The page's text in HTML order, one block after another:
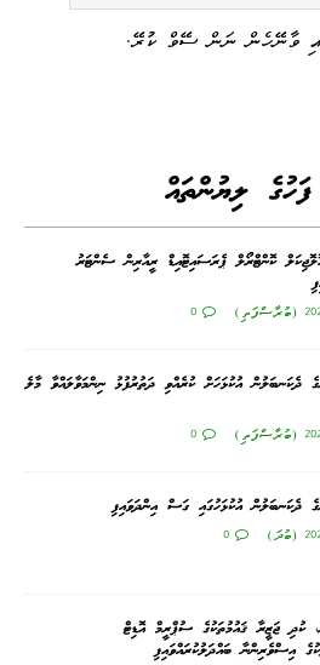
ވާނޭހެން ނަން ސޭވް ކުރޭ.
ލިޔުންތައް
ކޮންޓްރޯލް ޕެރަސައިޓޮއިޑް ރީއާރިން ސެންޓަރު
0
ދެކަނބަލުން އުކުޅަހަށް ކުރެއްވި ދަތުރުފުޅު ނިންމަވާލައްވާ މާލެ
0
ދެކަނބަލުން އުކުޅަހުގައި ގަސް އިންދަވައިފި
0
ކުދި ޖަޒީރާ ޤައުމުތަކުގެ ސުޕްރީމް އޮޑިޓް
އިސްވެރިންނާ ބައްދަލުކުރައްވައިފި